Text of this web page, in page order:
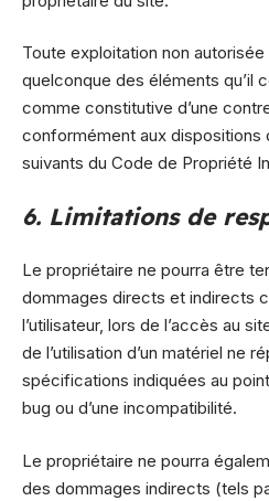
Toute exploitation non autorisée
quelconque des éléments qu’il
comme constitutive d’une
conformément aux
suivants du Code de Propriété
6. Limitations de
Le propriétaire ne pourra être
dommages directs et indirects
l’utilisateur, lors de l’accès au
de l’utilisation d’un matériel ne
spécifications indiquées au point
bug ou d’une incompatibilité.
Le propriétaire ne pourra
des dommages indirects (tels